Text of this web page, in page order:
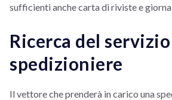
sufficienti anche carta di riviste e
Ricerca del servizio
spedizioniere
Il vettore che prenderà in carico una